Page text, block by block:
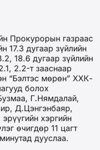
Прокурорын газраас
17.3 дугаар зүйлийн
18.6 дугаар зүйлийн
2.2-т зааснаар
“Бэлтэс мөрөн” ХХК-
болох
Г.Нямдалай,
Д.Цэнгэнбаяр,
хэргийн
өчигдөр 11 цагт
дууслаа.